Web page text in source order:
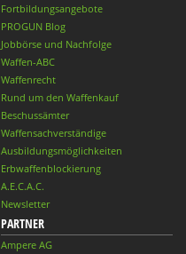
Fortbildungsangebote
PROGUN Blog
Jobbörse und Nachfolge
Waffen-ABC
Waffenrecht
Rund um den Waffenkauf
Beschussämter
Waffensachverständige
Ausbildungsmöglichkeiten
Erbwaffenblockierung
A.E.C.A.C.
Newsletter
PARTNER
Ampere AG